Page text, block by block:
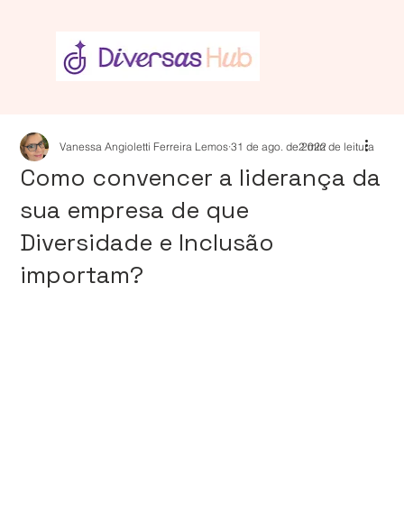
Como convencer a liderança da
sua empresa de que
Diversidade e Inclusão
importam?
Vanessa Angioletti Ferreira Lemos 31 de ago. de 20222 min de leitura